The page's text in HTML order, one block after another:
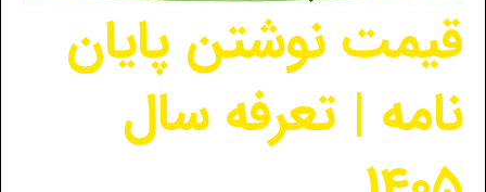
قیمت نوشتن پایان
نامه | تعرفه سال